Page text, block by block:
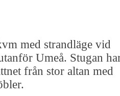
med strandläge vid
Umeå. Stugan
från stor altan med